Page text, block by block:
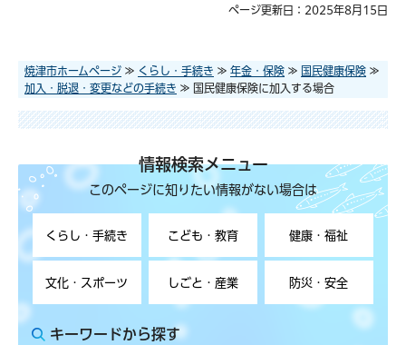
ページ更新日：2025年8月15日
焼津市ホームページ ≫ くらし・手続き ≫ 年金・保険 ≫ 国民健康保険 ≫
加入・脱退・変更などの手続き ≫ 国民健康保険に加入する場合
情報検索メニュー
このページに知りたい情報がない場合は
くらし・手続き こども・教育 健康・福祉
文化・スポーツ しごと・産業 防災・安全
キーワードから探す